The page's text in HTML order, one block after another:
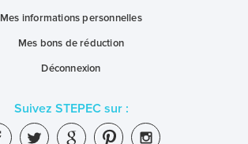
Mes informations personnelles
Mes bons de réduction
Déconnexion
Suivez STEPEC sur :